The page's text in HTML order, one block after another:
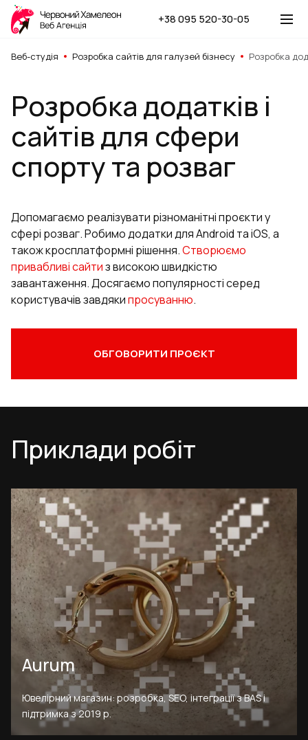
+38 095 520-30-05
Веб-студія Розробка сайтів для галузей бізнесу Розробка
Розробка додатків і
сайтів для сфери
спорту та розваг
Допомагаємо реалізувати різноманітні проєкти у
сфері розваг. Робимо додатки для Android та iOS, а
також кросплатформні рішення.Створюємо
привабливі сайтиз високою швидкістю
завантаження. Досягаємо популярності серед
користувачів завдякипросуванню.
ОБГОВОРИТИ ПРОЄКТ
Приклади робіт
Aurum
Ювелірний магазин: розробка, SEO, інтеграції з BAS і
підтримка з 2019 р.